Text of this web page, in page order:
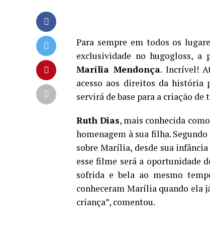
Para sempre em todos os
exclusividade no hugogloss,
Marília Mendonça. Incrível!
acesso aos direitos da história
servirá de base para a criação
Ruth Dias, mais conhecida
homenagem à sua filha.
sobre Marília, desde sua
esse filme será a oportunidade
sofrida e bela ao mesmo
conheceram Marília quando ela
criança”, comentou.